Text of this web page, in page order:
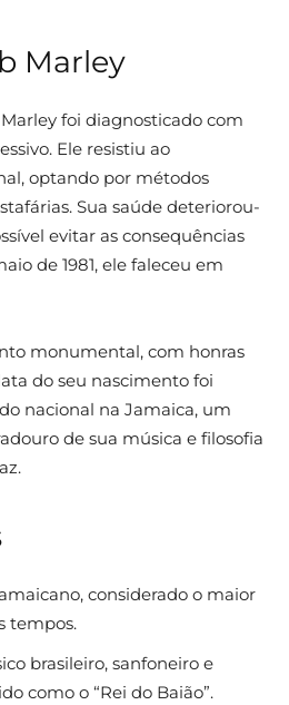
Marley
foi diagnosticado com
Ele resistiu ao
optando por métodos
Sua saúde deteriorou-
evitar as consequências
de 1981, ele faleceu em
monumental, com honras
do seu nascimento foi
nacional na Jamaica, um
de sua música e filosofia
considerado o maior
tempos.
brasileiro, sanfoneiro e
como o “Rei do Baião”.